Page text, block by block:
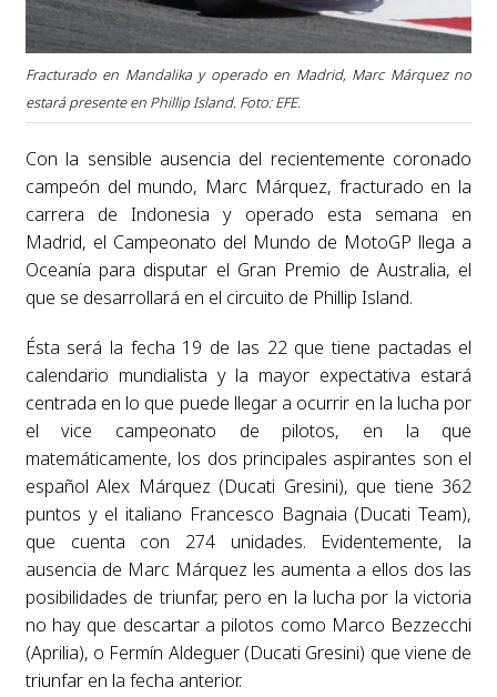
Fracturado en Mandalika y operado en Madrid, Marc Márquez no
estará presente en Phillip Island. Foto: EFE.
Con la sensible ausencia del recientemente coronado
campeón del mundo, Marc Márquez, fracturado en la
carrera de Indonesia y operado esta semana en
Madrid, el Campeonato del Mundo de MotoGP llega a
Oceanía para disputar el Gran Premio de Australia, el
que se desarrollará en el circuito de Phillip Island.
Ésta será la fecha 19 de las 22 que tiene pactadas el
calendario mundialista y la mayor expectativa estará
centrada en lo que puede llegar a ocurrir en la lucha por
el vice campeonato de pilotos, en la que
matemáticamente, los dos principales aspirantes son el
español Alex Márquez (Ducati Gresini), que tiene 362
puntos y el italiano Francesco Bagnaia (Ducati Team),
que cuenta con 274 unidades. Evidentemente, la
ausencia de Marc Márquez les aumenta a ellos dos las
posibilidades de triunfar, pero en la lucha por la victoria
no hay que descartar a pilotos como Marco Bezzecchi
(Aprilia), o Fermín Aldeguer (Ducati Gresini) que viene de
triunfar en la fecha anterior.